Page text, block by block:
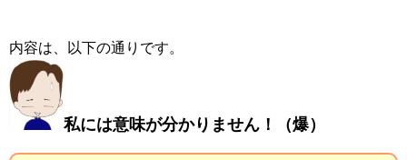
内容は、以下の通りです。
私には意味が分かりません！（爆）